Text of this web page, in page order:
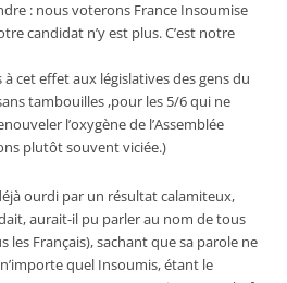
: nous voterons France Insoumise
candidat n’y est plus. C’est notre
cet effet aux législatives des gens du
tambouilles ,pour les 5/6 qui ne
l’oxygène de l’Assemblée
plutôt souvent viciée.)
ourdi par un résultat calamiteux,
aurait-il pu parler au nom de tous
les Français), sachant que sa parole ne
quel Insoumis, étant le